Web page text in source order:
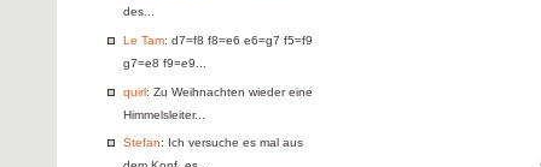
des...
Le Tam: d7=f8 f8=e6 e6=g7 f5=f9
g7=e8 f9=e9...
quirl: Zu Weihnachten wieder eine
Himmelsleiter...
Stefan: Ich versuche es mal aus